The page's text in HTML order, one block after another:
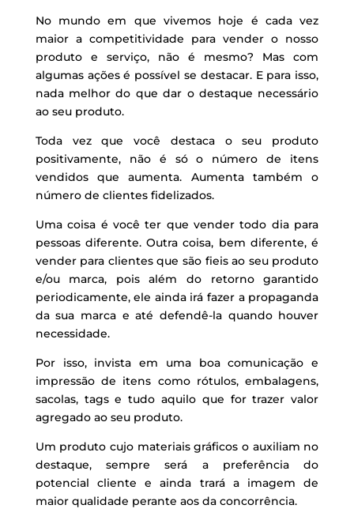
No mundo em que vivemos hoje é cada vez
maior a competitividade para vender o nosso
produto e serviço, não é mesmo? Mas com
algumas ações é possível se destacar. E para isso,
nada melhor do que dar o destaque necessário
ao seu produto.
Toda vez que você destaca o seu produto
positivamente, não é só o número de itens
vendidos que aumenta. Aumenta também o
número de clientes fidelizados.
Uma coisa é você ter que vender todo dia para
pessoas diferente. Outra coisa, bem diferente, é
vender para clientes que são fieis ao seu produto
e/ou marca, pois além do retorno garantido
periodicamente, ele ainda irá fazer a propaganda
da sua marca e até defendê-la quando houver
necessidade.
Por isso, invista em uma boa comunicação e
impressão de itens como rótulos, embalagens,
sacolas, tags e tudo aquilo que for trazer valor
agregado ao seu produto.
Um produto cujo materiais gráficos o auxiliam no
destaque, sempre será a preferência do
potencial cliente e ainda trará a imagem de
maior qualidade perante aos da concorrência.